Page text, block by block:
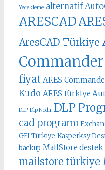
Yedekleme alternatif
ARESCAD
AresCAD Türkiye
Commander
fiyat ARES
Kudo ARES türkiye
DLP Dlp Nedir DLP
cad programı
GFI Türkiye Kasperksy
backup MailStore destek
mailstore türkiye